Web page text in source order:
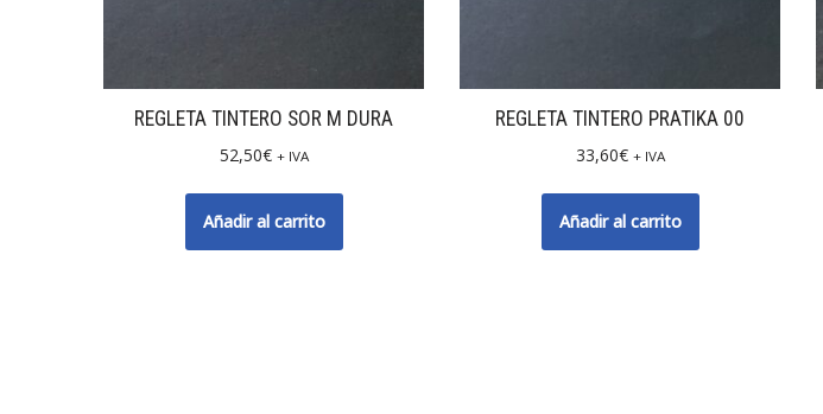
REGLETA TINTERO SOR M DURA
52,50€ + IVA
Añadir al carrito
REGLETA TINTERO PRATIKA 00
33,60€ + IVA
Añadir al carrito